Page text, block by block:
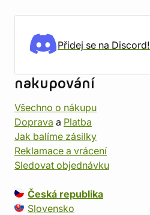
Přidej se na Discord!
nakupování
Všechno o nákupu
Doprava a Platba
Jak balíme zásilky
Reklamace a vrácení
Sledovat objednávku
Česká republika
Slovensko